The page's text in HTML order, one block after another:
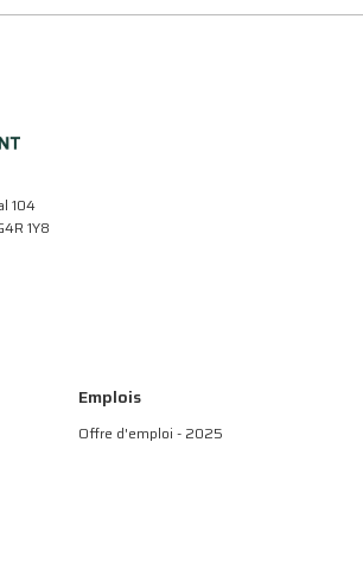
104
1Y8
Emplois
Offre d'emploi - 2025